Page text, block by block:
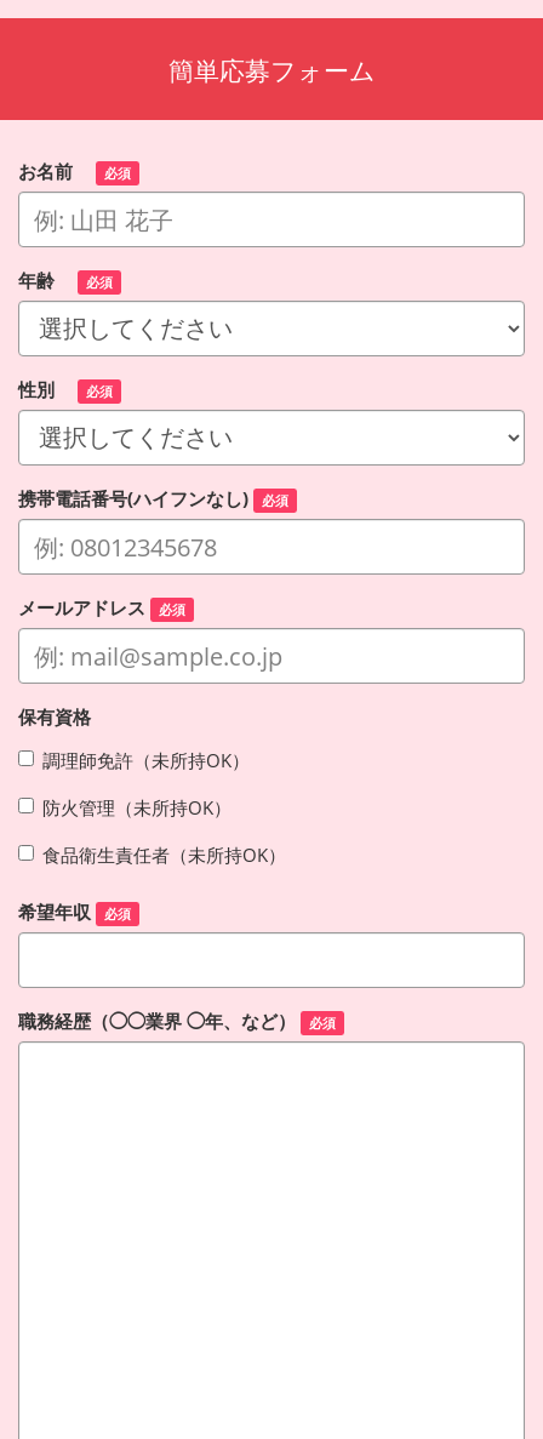
簡単応募フォーム
お名前 必須
年齢 必須
性別 必須
携帯電話番号(ハイフンなし) 必須
メールアドレス 必須
保有資格
調理師免許（未所持OK）
防火管理（未所持OK）
食品衛生責任者（未所持OK）
希望年収 必須
職務経歴（◯◯業界 ◯年、など） 必須